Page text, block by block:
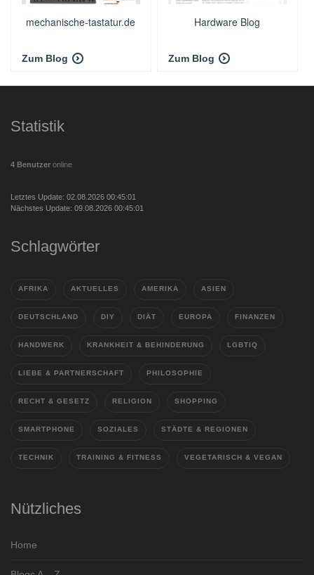
mechanische-tastatur.de
Zum Blog
Hardware Blog
Zum Blog
Statistik
4 Benutzer online
Letztes Update: 02.08.2026 00:45:01
Nächstes Update: 09.08.2026 00:45:01
Schlagwörter
AFRIKA AKTUELLES AMERIKA ASIEN
DEUTSCHLAND DIY DIÄT EUROPA FINANZEN
HANDWERK KRANKHEIT & BEHINDERUNG LGBTIQ
LIEBE & PARTNERSCHAFT PHILOSOPHIE
RECHT & GESETZ RELIGION SHOPPING
SMARTPHONE SOZIALES STÄDTE & REGIONEN
TECHNIK TRAINING & FITNESS VEGETARISCH & VEGAN
Nützliches
Home